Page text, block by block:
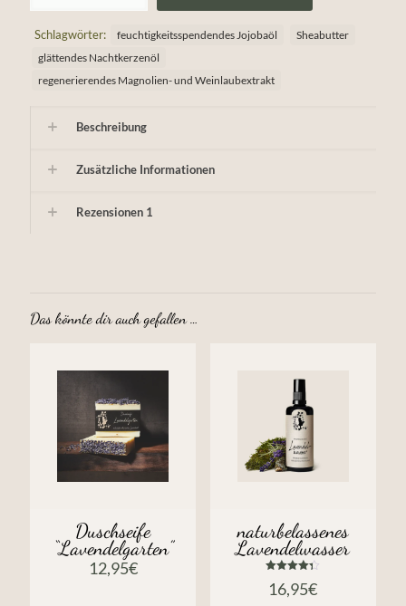
Schlagwörter: feuchtigkeitsspendendes Jojobaöl
Sheabutter
glättendes Nachtkerzenöl
regenerierendes Magnolien- und Weinlaubextrakt
Beschreibung
Zusätzliche Informationen
Rezensionen 1
Das könnte dir auch gefallen …
Duschseife
“Lavendelgarten”
12,95€
naturbelassenes
Lavendelwasser
mit
4.33
16,95€